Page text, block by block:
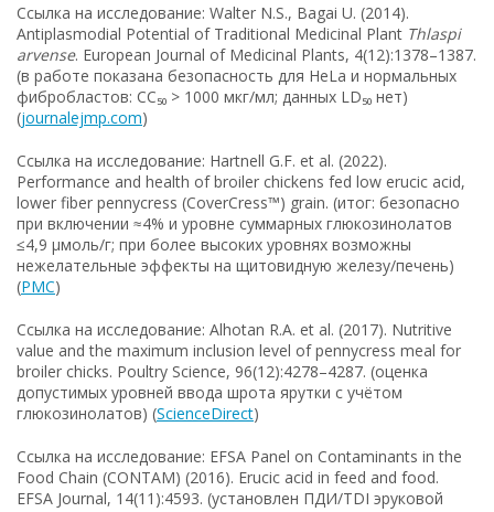
Ссылка на исследование: Walter N.S., Bagai U. (2014).
Antiplasmodial Potential of Traditional Medicinal Plant Thlaspi
arvense. European Journal of Medicinal Plants, 4(12):1378–1387.
(в работе показана безопасность для HeLa и нормальных
фибробластов: CC₅₀ > 1000 мкг/мл; данных LD₅₀ нет)
(journalejmp.com)
Ссылка на исследование: Hartnell G.F. et al. (2022).
Performance and health of broiler chickens fed low erucic acid,
lower fiber pennycress (CoverCress™) grain. (итог: безопасно
при включении ≈4% и уровне суммарных глюкозинолатов
≤4,9 µмоль/г; при более высоких уровнях возможны
нежелательные эффекты на щитовидную железу/печень)
(PMC)
Ссылка на исследование: Alhotan R.A. et al. (2017). Nutritive
value and the maximum inclusion level of pennycress meal for
broiler chicks. Poultry Science, 96(12):4278–4287. (оценка
допустимых уровней ввода шрота ярутки с учётом
глюкозинолатов) (ScienceDirect)
Ссылка на исследование: EFSA Panel on Contaminants in the
Food Chain (CONTAM) (2016). Erucic acid in feed and food.
EFSA Journal, 14(11):4593. (установлен ПДИ/TDI эруковой